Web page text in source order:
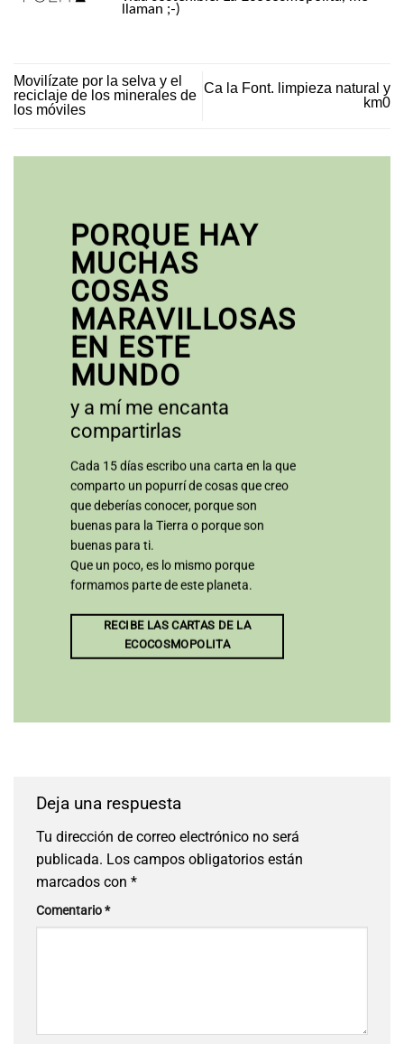
llaman ;-)
Movilízate por la selva y el
reciclaje de los minerales de
los móviles
Ca la Font. limpieza natural y
km0
PORQUE HAY
MUCHAS
COSAS
MARAVILLOSAS
EN ESTE
MUNDO
y a mí me encanta
compartirlas
Cada 15 días escribo una carta en la que
comparto un popurrí de cosas que creo
que deberías conocer, porque son
buenas para la Tierra o porque son
buenas para ti.
Que un poco, es lo mismo porque
formamos parte de este planeta.
RECIBE LAS CARTAS DE LA
ECOCOSMOPOLITA
Deja una respuesta
Tu dirección de correo electrónico no será
publicada. Los campos obligatorios están
marcados con *
Comentario*